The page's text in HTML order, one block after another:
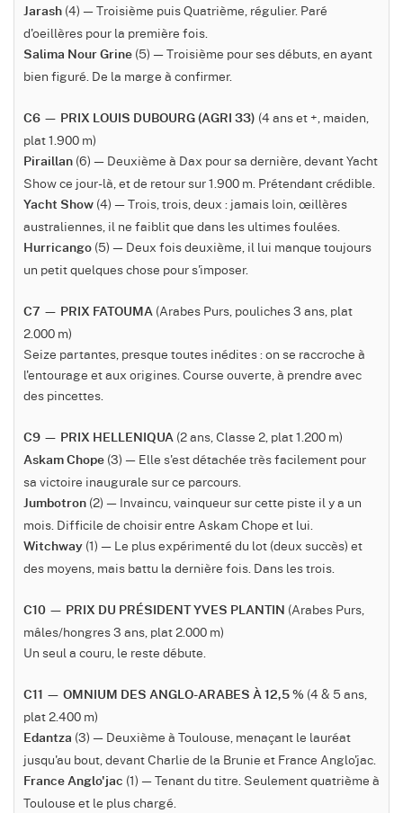
Jarash (4) — Troisième puis Quatrième, régulier. Paré
d'oeillères pour la première fois.
Salima Nour Grine (5) — Troisième pour ses débuts, en ayant
bien figuré. De la marge à confirmer.
C6 — PRIX LOUIS DUBOURG (AGRI 33) (4 ans et +, maiden,
plat 1.900 m)
Piraillan (6) — Deuxième à Dax pour sa dernière, devant Yacht
Show ce jour-là, et de retour sur 1.900 m. Prétendant crédible.
Yacht Show (4) — Trois, trois, deux : jamais loin, œillères
australiennes, il ne faiblit que dans les ultimes foulées.
Hurricango (5) — Deux fois deuxième, il lui manque toujours
un petit quelques chose pour s'imposer.
C7 — PRIX FATOUMA (Arabes Purs, pouliches 3 ans, plat
2.000 m)
Seize partantes, presque toutes inédites : on se raccroche à
l'entourage et aux origines. Course ouverte, à prendre avec
des pincettes.
C9 — PRIX HELLENIQUA (2 ans, Classe 2, plat 1.200 m)
Askam Chope (3) — Elle s'est détachée très facilement pour
sa victoire inaugurale sur ce parcours.
Jumbotron (2) — Invaincu, vainqueur sur cette piste il y a un
mois. Difficile de choisir entre Askam Chope et lui.
Witchway (1) — Le plus expérimenté du lot (deux succès) et
des moyens, mais battu la dernière fois. Dans les trois.
C10 — PRIX DU PRÉSIDENT YVES PLANTIN (Arabes Purs,
mâles/hongres 3 ans, plat 2.000 m)
Un seul a couru, le reste débute.
C11 — OMNIUM DES ANGLO-ARABES À 12,5 % (4 & 5 ans,
plat 2.400 m)
Edantza (3) — Deuxième à Toulouse, menaçant le lauréat
jusqu'au bout, devant Charlie de la Brunie et France Anglo'jac.
France Anglo'jac (1) — Tenant du titre. Seulement quatrième à
Toulouse et le plus chargé.